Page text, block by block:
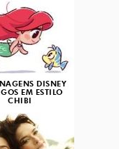
DISNEY
EM ESTILO
CHIBI